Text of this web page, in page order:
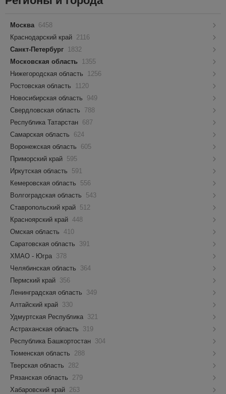
Москва 6458
Краснодарский край 2116
Санкт-Петербург 1832
Московская область 1355
Нижегородская область
1256
Ростовская область
1120
Новосибирская область
949
Свердловская область
788
Республика Татарстан 687
Самарская область
624
Воронежская область
605
Приморский край 595
Иркутская область
591
Кемеровская область
556
Волгоградская область
543
Ставропольский край 512
Красноярский край 448
Омская область 410
Саратовская область
391
ХМАО - Югра 378
Челябинская область
364
Пермский край 356
Ленинградская область
349
Алтайский край 330
Удмуртская Республика 321
Астраханская область
319
Республика Башкортостан 304
Тюменская область
288
Тверская область
282
Рязанская область
279
Хабаровский край 263